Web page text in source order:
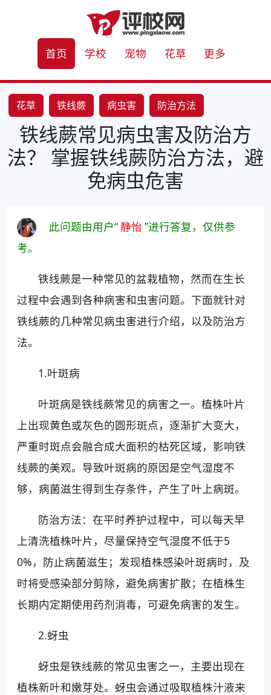
首页 学校 宠物 花草 更多
花草 铁线蕨 病虫害 防治方法
铁线蕨常见病虫害及防治方
法？ 掌握铁线蕨防治方法，避
免病虫危害
此问题由用户“静怡 ”进行答复，仅供参
考。
铁线蕨是一种常见的盆栽植物，然而在生长
过程中会遇到各种病害和虫害问题。下面就针对
铁线蕨的几种常见病虫害进行介绍，以及防治方
法。
1.叶斑病
叶斑病是铁线蕨常见的病害之一。植株叶片
上出现黄色或灰色的圆形斑点，逐渐扩大变大，
严重时斑点会融合成大面积的枯死区域，影响铁
线蕨的美观。导致叶斑病的原因是空气湿度不
够，病菌滋生得到生存条件，产生了叶上病斑。
防治方法：在平时养护过程中，可以每天早
上清洗植株叶片，尽量保持空气湿度不低于5
0%，防止病菌滋生；发现植株感染叶斑病时，及
时将受感染部分剪除，避免病害扩散；在植株生
长期内定期使用药剂消毒，可避免病害的发生。
2.蚜虫
蚜虫是铁线蕨的常见虫害之一，主要出现在
植株新叶和嫩芽处。蚜虫会通过吸取植株汁液来